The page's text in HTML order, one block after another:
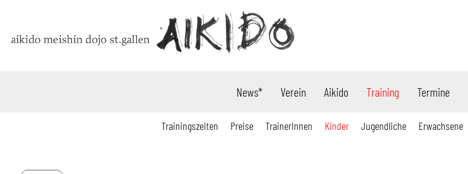
News* Verein Aikido Training Termine
Trainingszeiten Preise TrainerInnen Kinder Jugendliche Erwachsene